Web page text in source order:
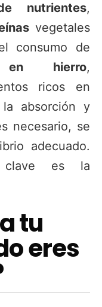
nutrientes,
vegetales
consumo de
en hierro,
ricos en
absorción y
necesario, se
adecuado.
es la
tu
eres